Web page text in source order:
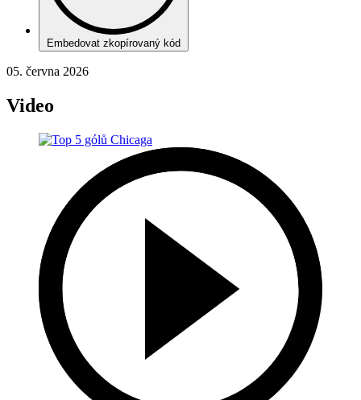
Embedovat zkopírovaný kód
05. června 2026
Video